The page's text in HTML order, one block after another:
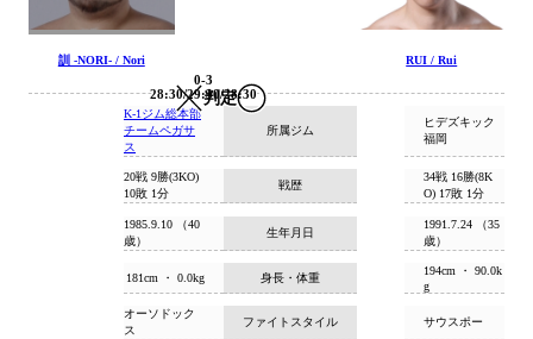
العربية
訓 -NORI- / Nori
判定
0-3
28:30/29:30/28:30
RUI / Rui
所属ジム
K-1ジム総本部
チームペガサ
ス
ヒデズキック
福岡
戦歴
20戦 9勝(3KO)
10敗 1分
34戦 16勝(8K
O) 17敗 1分
生年月日
1985.9.10 （40
歳）
1991.7.24 （35
歳）
身長・体重
181cm ・ 0.0kg
194cm ・ 90.0k
g
ファイトスタイル
オーソドック
ス
サウスポー